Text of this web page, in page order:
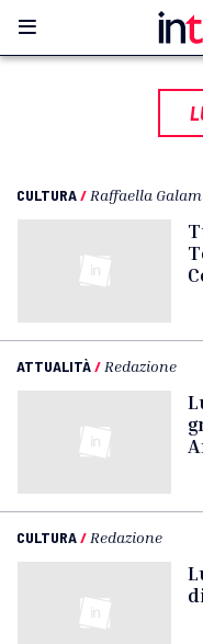
CULTURA/ Raffaella
ATTUALITÀ/ Redazione
CULTURA/ Redazione